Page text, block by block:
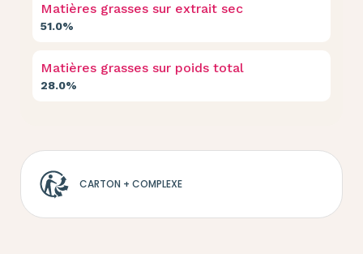
Matières grasses sur extrait sec
51.0%
Matières grasses sur poids total
28.0%
CARTON + COMPLEXE